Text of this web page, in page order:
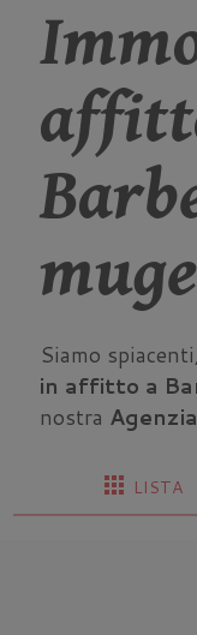
Siamo
in affitto a
nostra
apps LISTA